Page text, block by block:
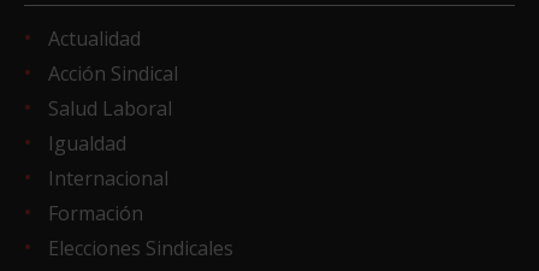
Actualidad
Acción Sindical
Salud Laboral
Igualdad
Internacional
Formación
Elecciones Sindicales